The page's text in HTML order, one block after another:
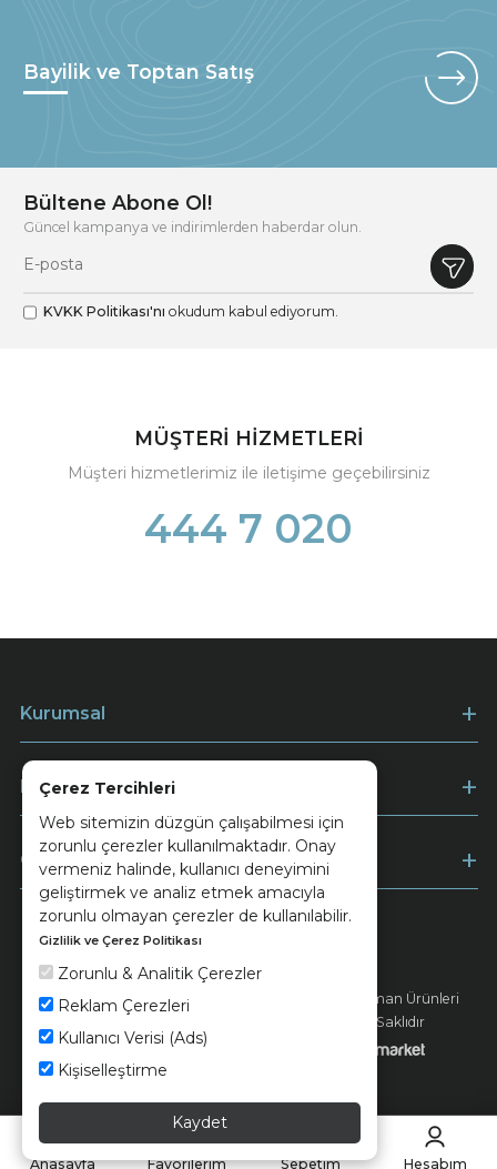
Çerez Tercihleri
Web sitemizin düzgün çalışabilmesi için
zorunlu çerezler kullanılmaktadır. Onay
vermeniz halinde, kullanıcı deneyimini
geliştirmek ve analiz etmek amacıyla
zorunlu olmayan çerezler de kullanılabilir.
Gizlilik ve Çerez Politikası
Zorunlu & Analitik Çerezler
Reklam Çerezleri
Kullanıcı Verisi (Ads)
Kişiselleştirme
Kaydet
Bayilik ve Toptan Satış
Bültene Abone Ol!
Güncel kampanya ve indirimlerden haberdar olun.
KVKK Politikası'nı okudum kabul ediyorum.
MÜŞTERİ HİZMETLERİ
Müşteri hizmetlerimiz ile iletişime geçebilirsiniz
444 7 020
Kurumsal
Müşteri Hizmetleri
Ödeme
© 2026 Ünsa Madencilik Turizm Enerji Seramik Orman Ürünleri
Elektrik Üretim San. ve Tic. A.Ş. - Tüm Hakları Saklıdır
Anasayfa Favorilerim Sepetim Hesabım